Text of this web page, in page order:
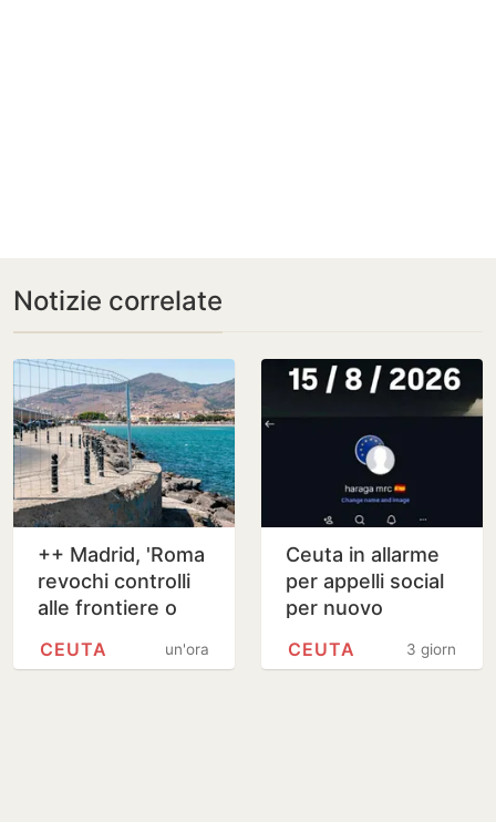
Notizie correlate
++ Madrid, 'Roma
revochi controlli
alle frontiere o
misure' ++
un'ora
CEUTA
Ceuta in allarme
per appelli social
per nuovo
il 15 agosto
3 giorni
CEUTA